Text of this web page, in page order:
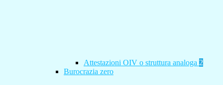
Attestazioni OIV o struttura analoga 2
Burocrazia zero